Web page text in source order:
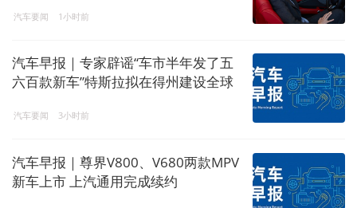
汽车要闻 1小时前
汽车早报｜专家辟谣“车市半年发了五
六百款新车”特斯拉拟在得州建设全球
汽车要闻 3小时前
汽车早报｜尊界V800、V680两款MPV
新车上市 上汽通用完成续约